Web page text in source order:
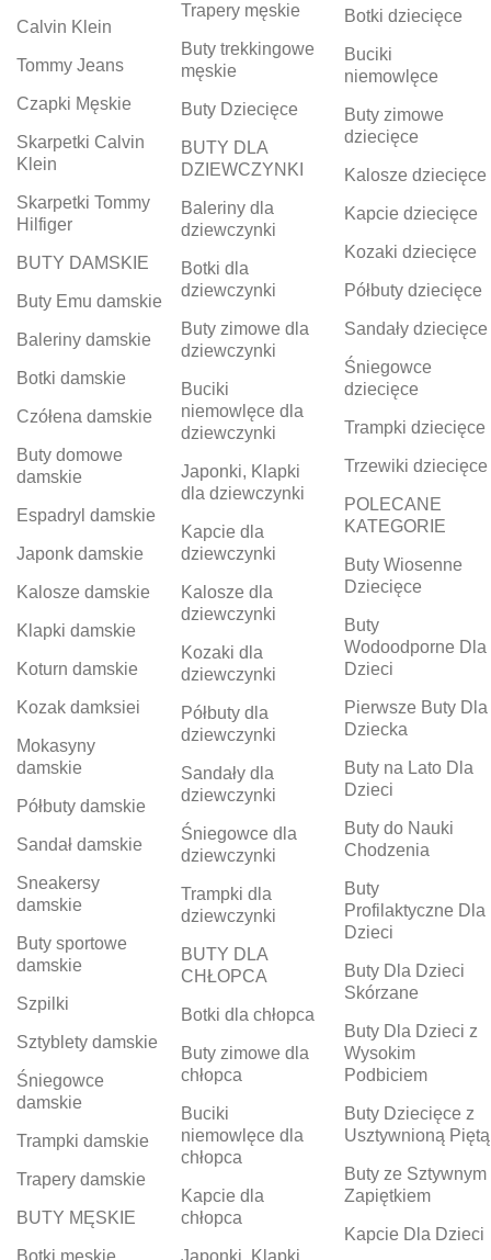
Calvin Klein
Tommy Jeans
Czapki Męskie
Skarpetki Calvin
Klein
Skarpetki Tommy
Hilfiger
BUTY DAMSKIE
Buty Emu damskie
Baleriny damskie
Botki damskie
Czółena damskie
Buty domowe
damskie
Espadryl damskie
Japonk damskie
Kalosze damskie
Klapki damskie
Koturn damskie
Kozak damksiei
Mokasyny
damskie
Półbuty damskie
Sandał damskie
Sneakersy
damskie
Buty sportowe
damskie
Szpilki
Sztyblety damskie
Śniegowce
damskie
Trampki damskie
Trapery damskie
BUTY MĘSKIE
Botki męskie
Trapery męskie
Buty trekkingowe
męskie
Buty Dziecięce
BUTY DLA
DZIEWCZYNKI
Baleriny dla
dziewczynki
Botki dla
dziewczynki
Buty zimowe dla
dziewczynki
Buciki
niemowlęce dla
dziewczynki
Japonki, Klapki
dla dziewczynki
Kapcie dla
dziewczynki
Kalosze dla
dziewczynki
Kozaki dla
dziewczynki
Półbuty dla
dziewczynki
Sandały dla
dziewczynki
Śniegowce dla
dziewczynki
Trampki dla
dziewczynki
BUTY DLA
CHŁOPCA
Botki dla chłopca
Buty zimowe dla
chłopca
Buciki
niemowlęce dla
chłopca
Kapcie dla
chłopca
Japonki, Klapki
Botki dziecięce
Buciki
niemowlęce
Buty zimowe
dziecięce
Kalosze dziecięce
Kapcie dziecięce
Kozaki dziecięce
Półbuty dziecięce
Sandały dziecięce
Śniegowce
dziecięce
Trampki dziecięce
Trzewiki dziecięce
POLECANE
KATEGORIE
Buty Wiosenne
Dziecięce
Buty
Wodoodporne Dla
Dzieci
Pierwsze Buty Dla
Dziecka
Buty na Lato Dla
Dzieci
Buty do Nauki
Chodzenia
Buty
Profilaktyczne Dla
Dzieci
Buty Dla Dzieci
Skórzane
Buty Dla Dzieci z
Wysokim
Podbiciem
Buty Dziecięce z
Usztywnioną Piętą
Buty ze Sztywnym
Zapiętkiem
Kapcie Dla Dzieci